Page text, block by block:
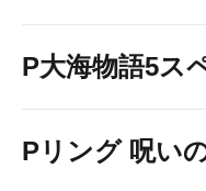
P大海物語5ス
Pリング 呪い